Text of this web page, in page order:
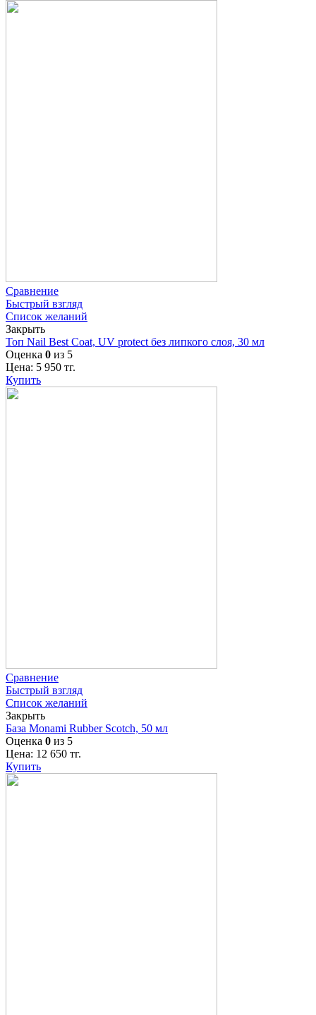
Сравнение
Быстрый взгляд
Список желаний
Закрыть
Топ Nail Best Coat, UV protect без липкого слоя, 30 мл
Оценка 0 из 5
Цена: 5 950 тг.
Купить
Сравнение
Быстрый взгляд
Список желаний
Закрыть
База Monami Rubber Scotch, 50 мл
Оценка 0 из 5
Цена: 12 650 тг.
Купить